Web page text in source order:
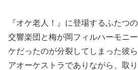
『オケ老人！』に登場するふたつ
交響楽団と梅が岡フィルハーモニ
ケだったのが分裂してしまった彼
アオーケストラでありながら、取